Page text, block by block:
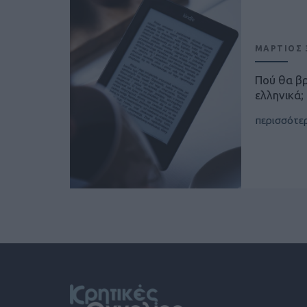
ΜΑΡΤΙΟΣ
Πού θα
ελληνικά;